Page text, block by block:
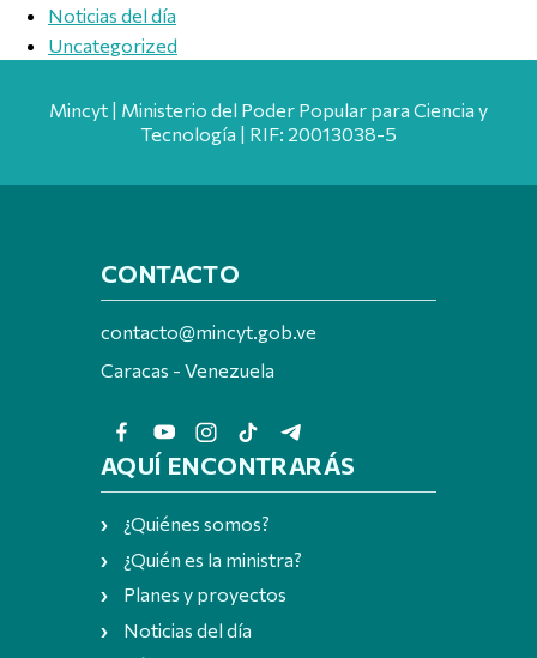
Noticias del día
Uncategorized
Mincyt | Ministerio del Poder Popular para Ciencia y
Tecnología | RIF: 20013038-5
CONTACTO
contacto@mincyt.gob.ve
Caracas - Venezuela
AQUÍ ENCONTRARÁS
¿Quiénes somos?
¿Quién es la ministra?
Planes y proyectos
Noticias del día